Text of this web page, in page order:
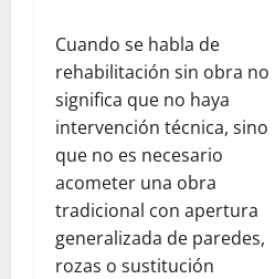
Cuando se habla de
rehabilitación sin obra no
significa que no haya
intervención técnica, sino
que no es necesario
acometer una obra
tradicional con apertura
generalizada de paredes,
rozas o sustitución